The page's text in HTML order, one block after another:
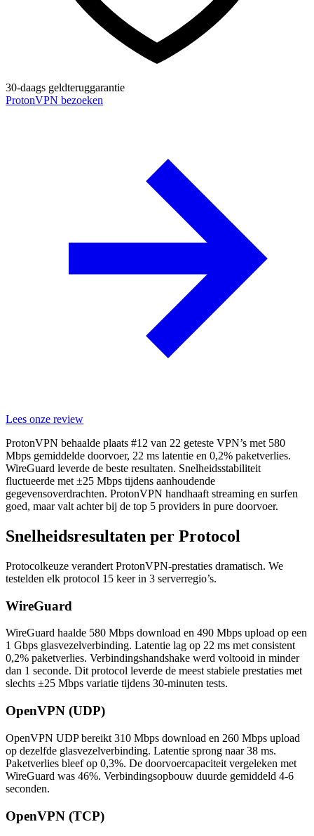
30-daags geldteruggarantie
ProtonVPN bezoeken
Lees onze review
ProtonVPN behaalde plaats #12 van 22 geteste VPN’s met 580
Mbps gemiddelde doorvoer, 22 ms latentie en 0,2% paketverlies.
WireGuard leverde de beste resultaten. Snelheidsstabiliteit
fluctueerde met ±25 Mbps tijdens aanhoudende
gegevensoverdrachten. ProtonVPN handhaaft streaming en surfen
goed, maar valt achter bij de top 5 providers in pure doorvoer.
Snelheidsresultaten per Protocol
Protocolkeuze verandert ProtonVPN-prestaties dramatisch. We
testelden elk protocol 15 keer in 3 serverregio’s.
WireGuard
WireGuard haalde 580 Mbps download en 490 Mbps upload op een
1 Gbps glasvezelverbinding. Latentie lag op 22 ms met consistent
0,2% paketverlies. Verbindingshandshake werd voltooid in minder
dan 1 seconde. Dit protocol leverde de meest stabiele prestaties met
slechts ±25 Mbps variatie tijdens 30-minuten tests.
OpenVPN (UDP)
OpenVPN UDP bereikt 310 Mbps download en 260 Mbps upload
op dezelfde glasvezelverbinding. Latentie sprong naar 38 ms.
Paketverlies bleef op 0,3%. De doorvoercapaciteit vergeleken met
WireGuard was 46%. Verbindingsopbouw duurde gemiddeld 4-6
seconden.
OpenVPN (TCP)